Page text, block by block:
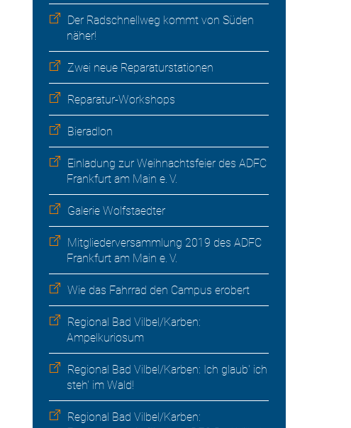
Der Radschnellweg kommt von Süden
näher!
Zwei neue Reparaturstationen
Reparatur-Workshops
Bieradlon
Einladung zur Weihnachtsfeier des ADFC
Frankfurt am Main e. V.
Galerie Wolfstaedter
Mitgliederversammlung 2019 des ADFC
Frankfurt am Main e. V.
Wie das Fahrrad den Campus erobert
Regional Bad Vilbel/Karben:
Ampelkuriosum
Regional Bad Vilbel/Karben: Ich glaub' ich
steh' im Wald!
Regional Bad Vilbel/Karben: